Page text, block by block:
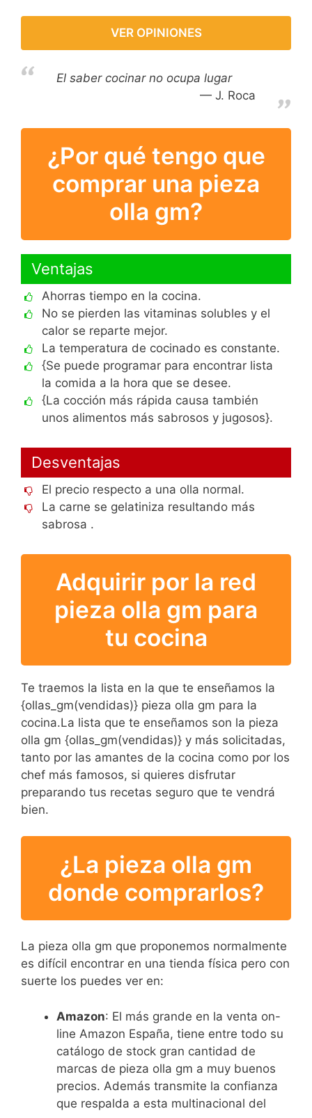
VER OPINIONES
El saber cocinar no ocupa lugar
J. Roca
¿Por qué tengo que
comprar una pieza
olla gm?
Ventajas
Ahorras tiempo en la cocina.
No se pierden las vitaminas solubles y el
calor se reparte mejor.
La temperatura de cocinado es constante.
{Se puede programar para encontrar lista
la comida a la hora que se desee.
{La cocción más rápida causa también
unos alimentos más sabrosos y jugosos}.
Desventajas
El precio respecto a una olla normal.
La carne se gelatiniza resultando más
sabrosa .
Adquirir por la red
pieza olla gm para
tu cocina
Te traemos la lista en la que te enseñamos la
{ollas_gm(vendidas)} pieza olla gm para la
cocina.La lista que te enseñamos son la pieza
olla gm {ollas_gm(vendidas)} y más solicitadas,
tanto por las amantes de la cocina como por los
chef más famosos, si quieres disfrutar
preparando tus recetas seguro que te vendrá
bien.
¿La pieza olla gm
donde comprarlos?
La pieza olla gm que proponemos normalmente
es difícil encontrar en una tienda física pero con
suerte los puedes ver en:
Amazon: El más grande en la venta on-
line Amazon España, tiene entre todo su
catálogo de stock gran cantidad de
marcas de pieza olla gm a muy buenos
precios. Además transmite la confianza
que respalda a esta multinacional del